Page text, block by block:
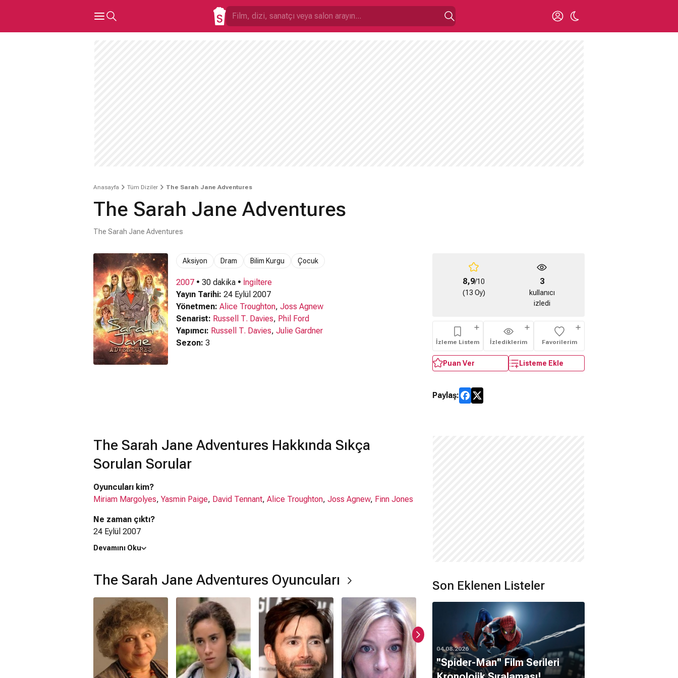
Anasayfa Tüm Diziler The Sarah Jane Adventures
The Sarah Jane Adventures
The Sarah Jane Adventures
Aksiyon Dram Bilim Kurgu Çocuk
2007 • 30 dakika • İngiltere
Yayın Tarihi: 24 Eylül 2007
Yönetmen: Alice Troughton, Joss Agnew
Senarist: Russell T. Davies, Phil Ford
Yapımcı: Russell T. Davies, Julie Gardner
Sezon: 3
8,9/10
(13 Oy)
3
kullanıcı
izledi
İzleme Listem İzlediklerim Favorilerim
Puan Ver Listeme Ekle
Paylaş:
The Sarah Jane Adventures Hakkında Sıkça
Sorulan Sorular
Oyuncuları kim?
Miriam Margolyes, Yasmin Paige, David Tennant, Alice Troughton, Joss Agnew, Finn Jones
Ne zaman çıktı?
24 Eylül 2007
The Sarah Jane Adventures dizisi nerede çekildi?
Kaç saat?
30 dakika
IMDb puanı kaç?
7.4
The Sarah Jane Adventures dizisi hangi tür?
Aksiyon,Dram, Bilim Kurgu,Çocuk
Devamını Oku
The Sarah Jane Adventures Oyuncuları Son Eklenen Listeler
04.08.2026
''Spider-Man'' Film Serileri